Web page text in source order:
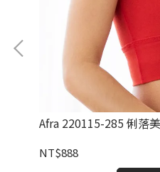
Afra 220115-285 俐落
NT$888